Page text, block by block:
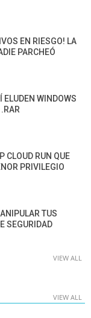
EN RIESGO! LA
PARCHEÓ
ELUDEN WINDOWS
CLOUD RUN QUE
PRIVILEGIO
TUS
SEGURIDAD
VIEW ALL
VIEW ALL